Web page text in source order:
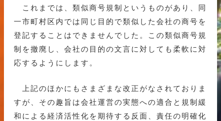
これまでは、類似商号規制というものがあり、同
一市町村区内では同じ目的で類似した会社の商号を
登記することはできませんでした。この類似商号規
制を撤廃し、会社の目的の文言に対しても柔軟に対
応するようにします。
上記のほかにもさまざまな改正がなされておりま
すが、その趣旨は会社運営の実態への適合と規制緩
和による経済活性化を期待する反面、責任の明確化